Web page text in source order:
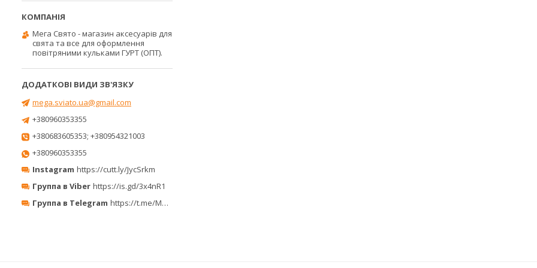
Мега Свято - магазин аксесуарів для
свята та все для оформлення
повітряними кульками ГУРТ (ОПТ).
mega.sviato.ua@gmail.com
+380960353355
+380683605353; +380954321003
+380960353355
Instagram https://cutt.ly/JycSrkm
Группа в Viber https://is.gd/3x4nR1
Группа в Telegram https://t.me/MegaPrazdnikUA